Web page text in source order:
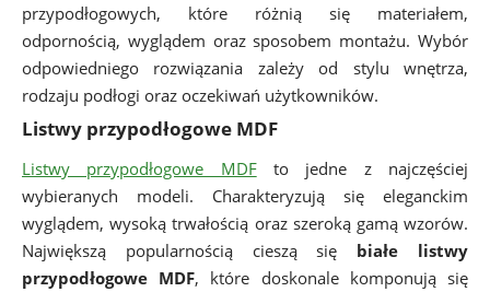
przypodłogowych, które różnią się materiałem,
odpornością, wyglądem oraz sposobem montażu. Wybór
odpowiedniego rozwiązania zależy od stylu wnętrza,
rodzaju podłogi oraz oczekiwań użytkowników.
Listwy przypodłogowe MDF
Listwy przypodłogowe MDFto jedne z najczęściej
wybieranych modeli. Charakteryzują się eleganckim
wyglądem, wysoką trwałością oraz szeroką gamą wzorów.
Największą popularnością cieszą się białe listwy
przypodłogowe MDF, które doskonale komponują się